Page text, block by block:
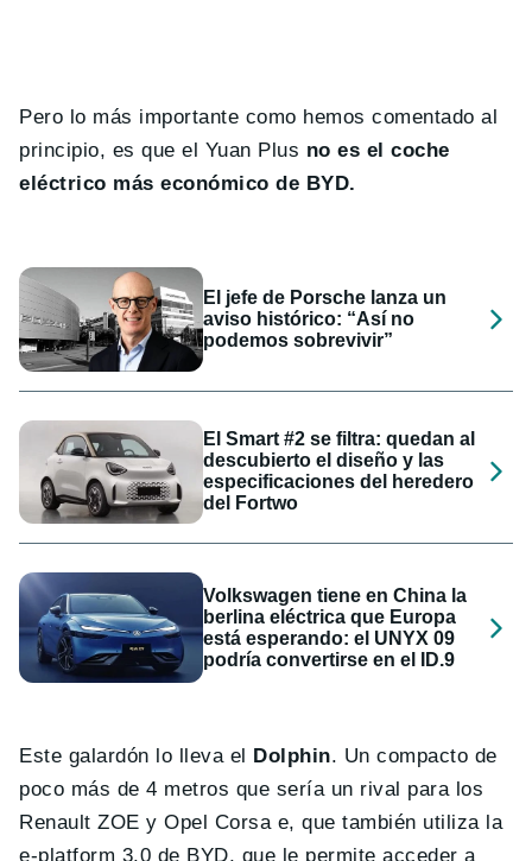
Pero lo más importante como hemos comentado al
principio, es que el Yuan Plus no es el coche
eléctrico más económico de BYD.
El jefe de Porsche lanza un
aviso histórico: “Así no
podemos sobrevivir”
El Smart #2 se filtra: quedan al
descubierto el diseño y las
especificaciones del heredero
del Fortwo
Volkswagen tiene en China la
berlina eléctrica que Europa
está esperando: el UNYX 09
podría convertirse en el ID.9
Este galardón lo lleva el Dolphin. Un compacto de
poco más de 4 metros que sería un rival para los
Renault ZOE y Opel Corsa e, que también utiliza la
e-platform 3.0 de BYD, que le permite acceder a